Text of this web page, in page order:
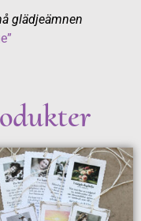
glädjeämnen